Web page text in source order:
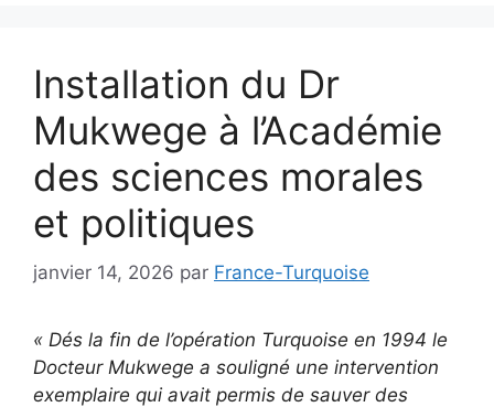
Installation du Dr
Mukwege à l’Académie
des sciences morales
et politiques
janvier 14, 2026 par France-Turquoise
« Dés la fin de l’opération Turquoise en 1994 le
Docteur Mukwege a souligné une intervention
exemplaire qui avait permis de sauver des